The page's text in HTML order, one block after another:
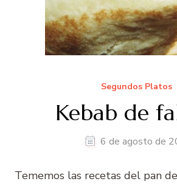
Segundos Platos
Kebab de
6 de agosto de
Tememos las recetas del pan